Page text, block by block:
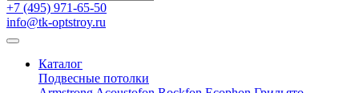
+7 (495) 971-65-50
info@tk-optstroy.ru
Каталог
Подвесные потолки